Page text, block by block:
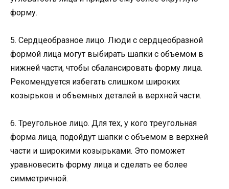
форму.
5. Сердцеобразное лицо. Люди с сердцеобразной
формой лица могут выбирать шапки с объемом в
нижней части, чтобы сбалансировать форму лица.
Рекомендуется избегать слишком широких
козырьков и объемных деталей в верхней части.
6. Треугольное лицо. Для тех, у кого треугольная
форма лица, подойдут шапки с объемом в верхней
части и широкими козырьками. Это поможет
уравновесить форму лица и сделать ее более
симметричной.